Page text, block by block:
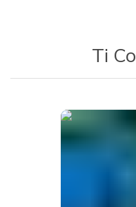
Ti
Media Carousel -